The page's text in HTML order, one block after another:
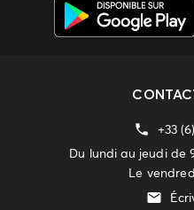
+33
Du lundi au jeudi de
Le